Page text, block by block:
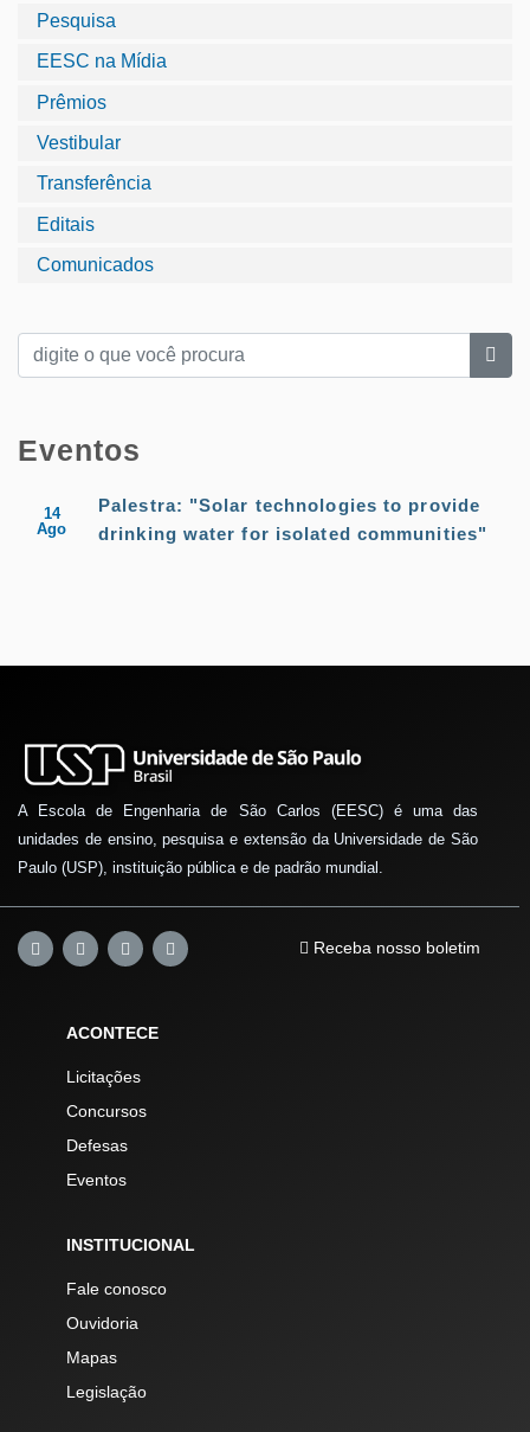
Pesquisa
EESC na Mídia
Prêmios
Vestibular
Transferência
Editais
Comunicados
Eventos
14
Ago
Palestra: "Solar technologies to provide
drinking water for isolated communities"
A Escola de Engenharia de São Carlos (EESC) é uma das
unidades de ensino, pesquisa e extensão da Universidade de São
Paulo (USP), instituição pública e de padrão mundial.
Receba nosso boletim
ACONTECE
Licitações
Concursos
Defesas
Eventos
INSTITUCIONAL
Fale conosco
Ouvidoria
Mapas
Legislação